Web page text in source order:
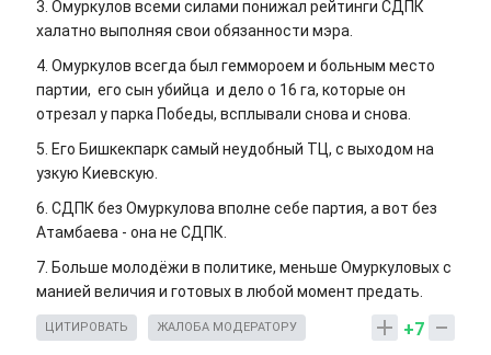
3. Омуркулов всеми силами понижал рейтинги СДПК
халатно выполняя свои обязанности мэра.
4. Омуркулов всегда был геммороем и больным место
партии, его сын убийца и дело о 16 га, которые он
отрезал у парка Победы, всплывали снова и снова.
5. Его Бишкекпарк самый неудобный ТЦ, с выходом на
узкую Киевскую.
6. СДПК без Омуркулова вполне себе партия, а вот без
Атамбаева - она не СДПК.
7. Больше молодёжи в политике, меньше Омуркуловых с
манией величия и готовых в любой момент предать.
+7
ЦИТИРОВАТЬ ЖАЛОБА МОДЕРАТОРУ